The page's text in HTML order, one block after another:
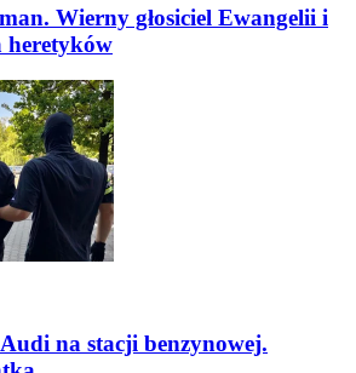
Wierny głosiciel Ewangelii i
heretyków
na stacji benzynowej.